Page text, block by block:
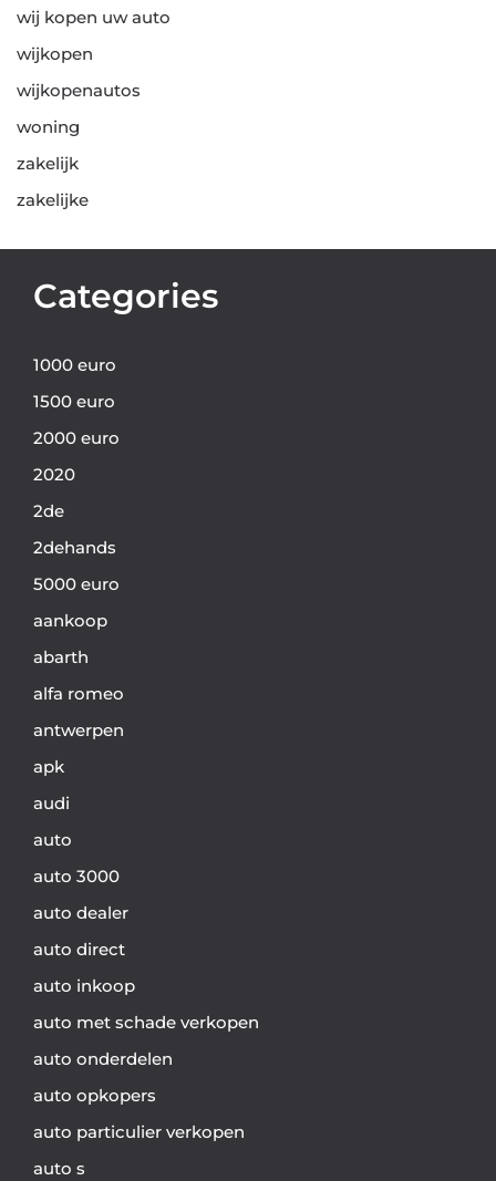
wij kopen uw auto
wijkopen
wijkopenautos
woning
zakelijk
zakelijke
Categories
1000 euro
1500 euro
2000 euro
2020
2de
2dehands
5000 euro
aankoop
abarth
alfa romeo
antwerpen
apk
audi
auto
auto 3000
auto dealer
auto direct
auto inkoop
auto met schade verkopen
auto onderdelen
auto opkopers
auto particulier verkopen
auto s